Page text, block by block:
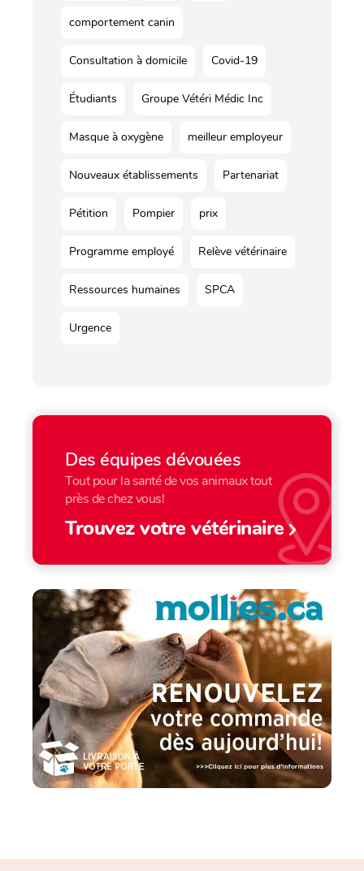
comportement canin
Consultation à domicile Covid-19
Étudiants Groupe Vétéri Médic Inc
Masque à oxygène meilleur employeur
Nouveaux établissements Partenariat
Pétition Pompier prix
Programme employé Relève vétérinaire
Ressources humaines SPCA
Urgence
Des équipes dévouées
Tout pour la santé de vos animaux tout
près de chez vous!
Trouvez votre vétérinaire